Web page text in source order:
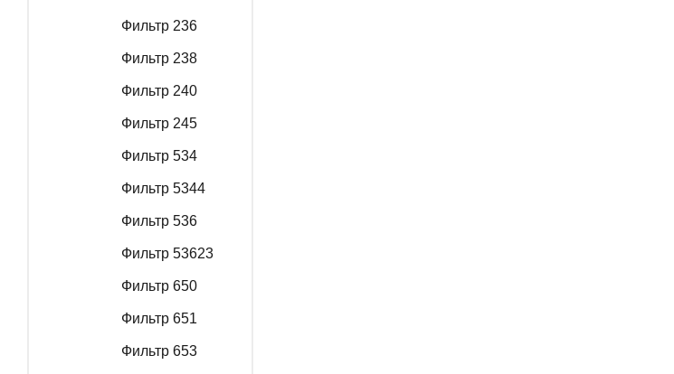
Фильтр 236
Фильтр 238
Фильтр 240
Фильтр 245
Фильтр 534
Фильтр 5344
Фильтр 536
Фильтр 53623
Фильтр 650
Фильтр 651
Фильтр 653